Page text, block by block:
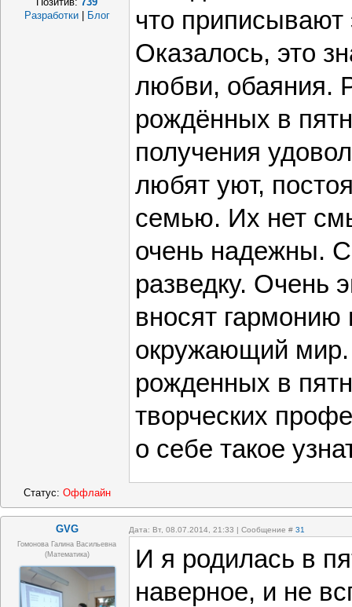
Разработки
Блог
что
Оказалось, это
любви, обаяния.
рождённых в
получения
любят уют,
семью. Их нет
очень надежны.
разведку. Очень
вносят гармонию
окружающий
рожденных в
творческих
о себе такое
Статус: Оффлайн
GVG Дата: Вт, 08.07.2014, 21:33 | Сообщение # 31
Гомонова Галина Васильевна
(математика)
И я родилась в
наверное, и не